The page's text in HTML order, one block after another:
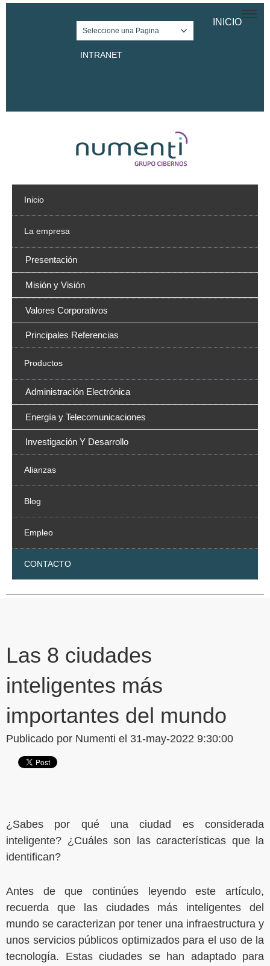
Seleccione una Pagina
INTRANET
INICIO
Inicio
La empresa
Presentación
Misión y Visión
Valores Corporativos
Principales Referencias
Productos
Administración Electrónica
Energía y Telecomunicaciones
Investigación Y Desarrollo
Alianzas
Blog
Empleo
CONTACTO
Las 8 ciudades
inteligentes más
importantes del mundo
Publicado por Numenti el 31-may-2022 9:30:00
¿Sabes por qué una ciudad es considerada
inteligente? ¿Cuáles son las características que la
identifican?
Antes de que continúes leyendo este artículo,
recuerda que las ciudades más inteligentes del
mundo se caracterizan por tener una infraestructura y
unos servicios públicos optimizados para el uso de la
tecnología. Estas ciudades se han adaptado para